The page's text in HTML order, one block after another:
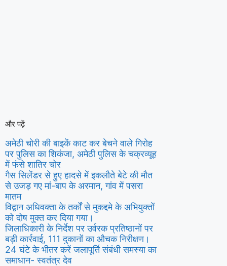
और पढ़ें
अमेठी चोरी की बाइकें काट कर बेचने वाले गिरोह
पर पुलिस का शिकंजा, अमेठी पुलिस के चक्रव्यूह
में फंसे शातिर चोर
गैस सिलेंडर से हुए हादसे में इकलौते बेटे की मौत
से उजड़ गए मां-बाप के अरमान, गांव में पसरा
मातम
विद्वान अधिवक्ता के तर्कों से मुकद्दमे के अभियुक्तों
को दोष मुक्त कर दिया गया।
जिलाधिकारी के निर्देश पर उर्वरक प्रतिष्ठानों पर
बड़ी कार्रवाई, 111 दुकानों का औचक निरीक्षण।
24 घंटे के भीतर करें जलापूर्ति संबंधी समस्या का
समाधान- स्वतंत्र देव